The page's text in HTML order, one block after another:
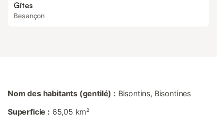
Gîtes
Besançon
Nom des habitants (gentilé) : Bisontins, Bisontines
Superficie : 65,05 km²